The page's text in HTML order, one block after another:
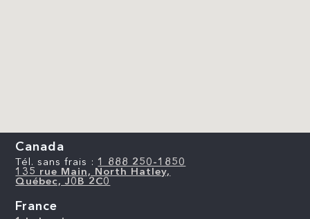
Canada
Tél. sans frais : 1 888 250-1850
135 rue Main, North Hatley,
Québec, J0B 2C0
France